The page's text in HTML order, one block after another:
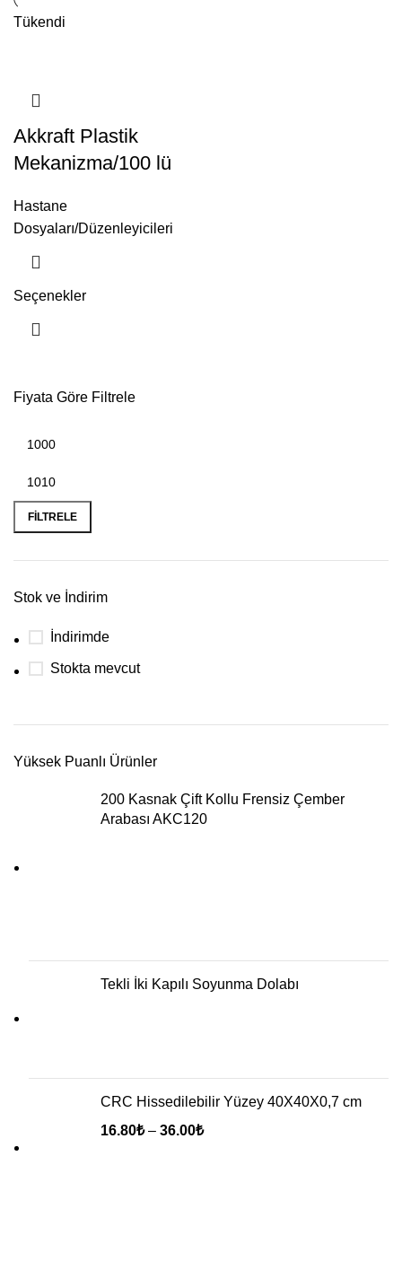
Fiyata Göre Filtrele
FILTRELE
Stok ve İndirim
İndirimde
Stokta mevcut
Yüksek Puanlı Ürünler
200 Kasnak Çift Kollu Frensiz Çember
Arabası AKC120
Tekli İki Kapılı Soyunma Dolabı
CRC Hissedilebilir Yüzey 40X40X0,7 cm
16.80₺ – 36.00₺
Tükendi
Akkraft Plastik
Mekanizma/100 lü
Hastane
Dosyaları/Düzenleyicileri
Seçenekler